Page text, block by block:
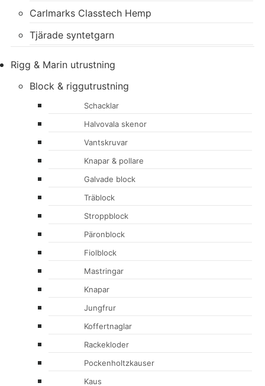
Carlmarks Classtech Hemp
Tjärade syntetgarn
Rigg & Marin utrustning
Block & riggutrustning
Schacklar
Halvovala skenor
Vantskruvar
Knapar & pollare
Galvade block
Träblock
Stroppblock
Päronblock
Fiolblock
Mastringar
Knapar
Jungfrur
Koffertnaglar
Rackekloder
Pockenholtzkauser
Kaus